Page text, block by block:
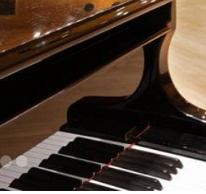
Musique de